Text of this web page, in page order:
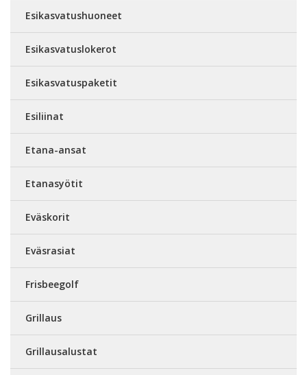
Esikasvatushuoneet
Esikasvatuslokerot
Esikasvatuspaketit
Esiliinat
Etana-ansat
Etanasyötit
Eväskorit
Eväsrasiat
Frisbeegolf
Grillaus
Grillausalustat